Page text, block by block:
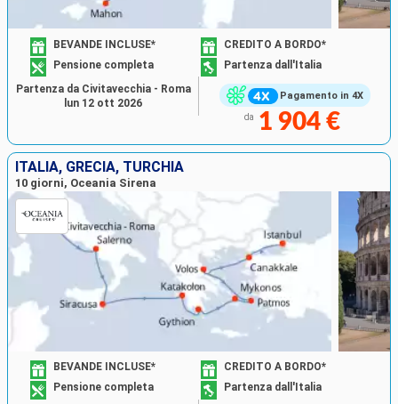
Pagamento in 4X
BEVANDE INCLUSE*
CREDITO A BORDO*
Pensione completa
Partenza dall'Italia
da 1 904 €
Partenza da Civitavecchia - Roma
lun 12 ott 2026
ITALIA, GRECIA, TURCHIA
10 giorni, Oceania Sirena
BEVANDE INCLUSE*
CREDITO A BORDO*
Pensione completa
Partenza dall'Italia